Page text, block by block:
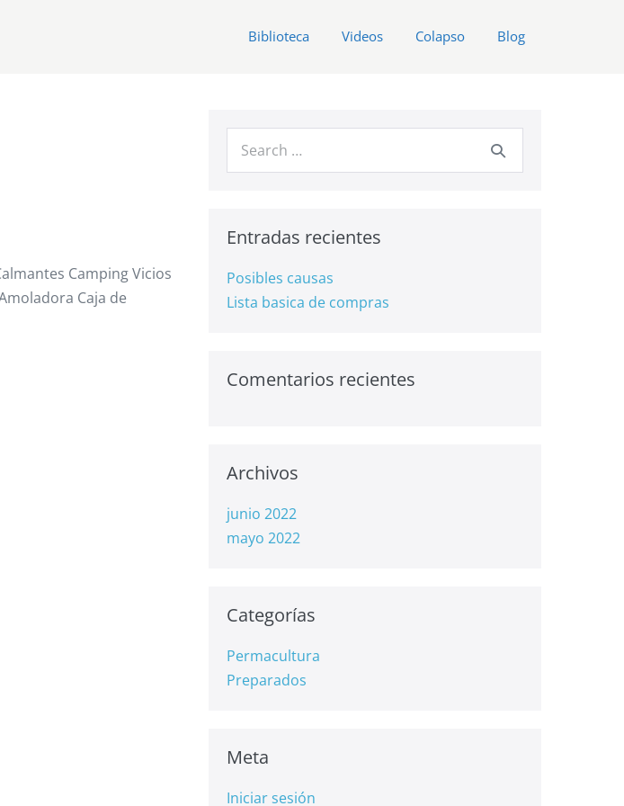
Biblioteca Videos Colapso Blog
Camping Vicios
Caja de
Entradas recientes
Posibles causas
Lista basica de compras
Comentarios recientes
Archivos
junio 2022
mayo 2022
Categorías
Permacultura
Preparados
Meta
Iniciar sesión